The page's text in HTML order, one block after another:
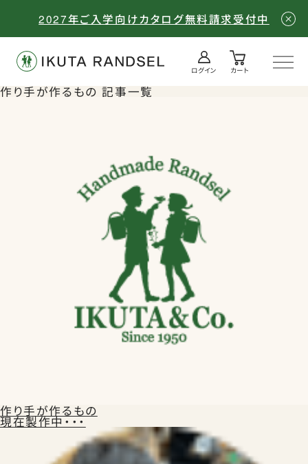
2027年ご入学向けカタログ無料請求受付中
ログイン カート
カート
ランドセルを注文する
生田ランドセルのこと
作り手が作るもの 記事一覧
作り手が作るもの
現在製作中・・・